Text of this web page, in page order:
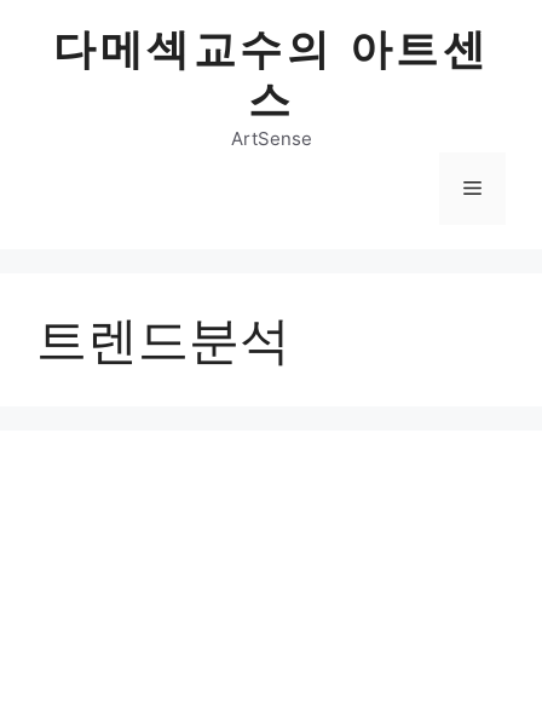
다메섹교수의 아트센
스
ArtSense
Menu
트렌드분석